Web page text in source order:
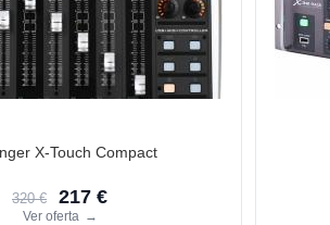
X-Touch Compact
320 € 217 €
Ver oferta →